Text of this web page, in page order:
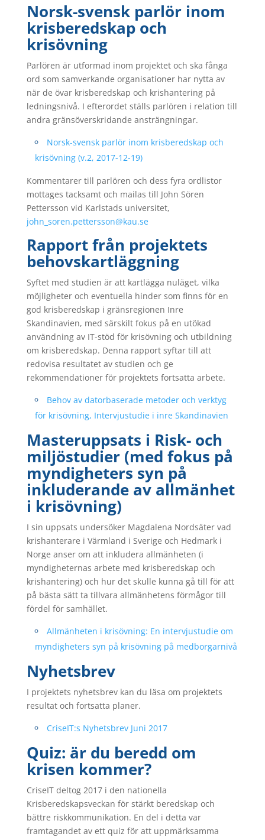
Norsk-svensk parlör inom
krisberedskap och
krisövning
Parlören är utformad inom projektet och ska fånga
ord som samverkande organisationer har nytta av
när de övar krisberedskap och krishantering på
ledningsnivå. I efterordet ställs parlören i relation till
andra gränsöverskridande ansträngningar.
Norsk-svensk parlör inom krisberedskap och
krisövning (v.2, 2017-12-19)
Kommentarer till parlören och dess fyra ordlistor
mottages tacksamt och mailas till John Sören
Pettersson vid Karlstads universitet,
john_soren.pettersson@kau.se
Rapport från projektets
behovskartläggning
Syftet med studien är att kartlägga nuläget, vilka
möjligheter och eventuella hinder som finns för en
god krisberedskap i gränsregionen Inre
Skandinavien, med särskilt fokus på en utökad
användning av IT-stöd för krisövning och utbildning
om krisberedskap. Denna rapport syftar till att
redovisa resultatet av studien och ge
rekommendationer för projektets fortsatta arbete.
Behov av datorbaserade metoder och verktyg
för krisövning, Intervjustudie i inre Skandinavien
Masteruppsats i Risk- och
miljöstudier (med fokus på
myndigheters syn på
inkluderande av allmänhet
i krisövning)
I sin uppsats undersöker Magdalena Nordsäter vad
krishanterare i Värmland i Sverige och Hedmark i
Norge anser om att inkludera allmänheten (i
myndigheternas arbete med krisberedskap och
krishantering) och hur det skulle kunna gå till för att
på bästa sätt ta tillvara allmänhetens förmågor till
fördel för samhället.
Allmänheten i krisövning: En intervjustudie om
myndigheters syn på krisövning på medborgarnivå
Nyhetsbrev
I projektets nyhetsbrev kan du läsa om projektets
resultat och fortsatta planer.
CriseIT:s Nyhetsbrev Juni 2017
Quiz: är du beredd om
krisen kommer?
CriseIT deltog 2017 i den nationella
Krisberedskapsveckan för stärkt beredskap och
bättre riskkommunikation. En del i detta var
framtagandet av ett quiz för att uppmärksamma